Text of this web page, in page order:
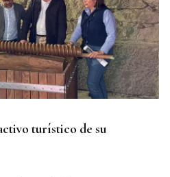
turístico de su